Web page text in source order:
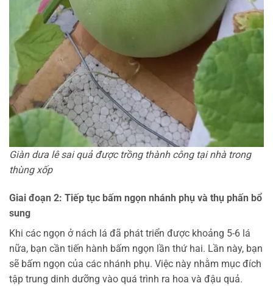
Giàn dưa lê sai quả được trồng thành công tại nhà trong
thùng xốp
Giai đoạn 2: Tiếp tục bấm ngọn nhánh phụ và thụ phấn bổ
sung
Khi các ngọn ở nách lá đã phát triển được khoảng 5-6 lá
nữa, bạn cần tiến hành bấm ngọn lần thứ hai. Lần này, bạn
sẽ bấm ngọn của các nhánh phụ. Việc này nhằm mục đích
tập trung dinh dưỡng vào quá trình ra hoa và đậu quả.